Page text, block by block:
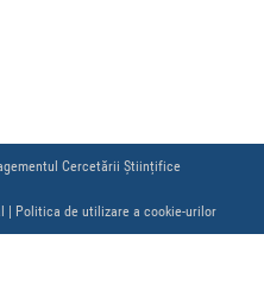
Cercetării Științifice
Politica de utilizare a cookie-urilor